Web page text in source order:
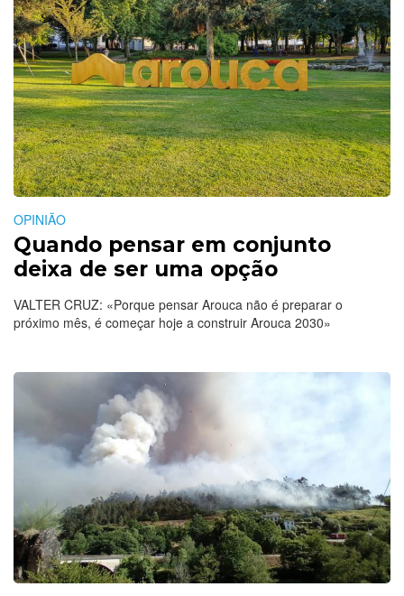
OPINIÃO
Quando pensar em conjunto
deixa de ser uma opção
VALTER CRUZ: «Porque pensar Arouca não é preparar o
próximo mês, é começar hoje a construir Arouca 2030»